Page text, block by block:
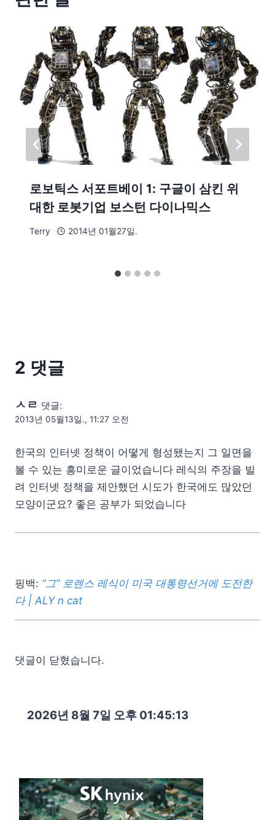
로보틱스 서포트베이 1: 구글이 삼킨 위
대한 로봇기업 보스턴 다이나믹스
Terry 2014년 01월27일.
2 댓글
ㅅㄹ 댓글:
2013년 05월13일., 11:27 오전
한국의 인터넷 정책이 어떻게 형성됐는지 그 일면을
볼 수 있는 흥미로운 글이었습니다 레식의 주장을 빌
려 인터넷 정책을 제안했던 시도가 한국에도 많았던
모양이군요? 좋은 공부가 되었습니다
핑백: “그” 로렌스 레식이 미국 대통령선거에 도전한
다 | ALY n cat
댓글이 닫혔습니다.
2026년 8월 7일 오후 01:45:15